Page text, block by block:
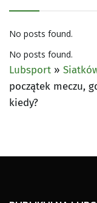
No posts found.
No posts found.
Lubsport »
początek meczu,
kiedy?